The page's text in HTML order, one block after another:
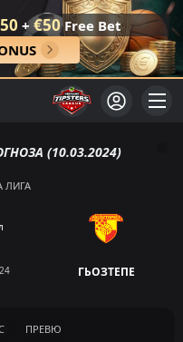
+ €50Free Bet
(10.03.2024)
ЛИГА
ГЬОЗТЕПЕ
ПРЕВЮ